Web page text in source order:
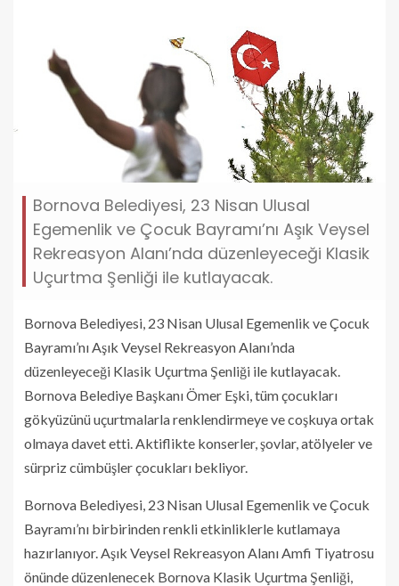
Bornova Belediyesi, 23 Nisan Ulusal
Egemenlik ve Çocuk Bayramı’nı Aşık Veysel
Rekreasyon Alanı’nda düzenleyeceği Klasik
Uçurtma Şenliği ile kutlayacak.
Bornova Belediyesi, 23 Nisan Ulusal Egemenlik ve Çocuk
Bayramı’nı Aşık Veysel Rekreasyon Alanı’nda
düzenleyeceği Klasik Uçurtma Şenliği ile kutlayacak.
Bornova Belediye Başkanı Ömer Eşki, tüm çocukları
gökyüzünü uçurtmalarla renklendirmeye ve coşkuya ortak
olmaya davet etti. Aktiflikte konserler, şovlar, atölyeler ve
sürpriz cümbüşler çocukları bekliyor.
Bornova Belediyesi, 23 Nisan Ulusal Egemenlik ve Çocuk
Bayramı’nı birbirinden renkli etkinliklerle kutlamaya
hazırlanıyor. Aşık Veysel Rekreasyon Alanı Amfi Tiyatrosu
önünde düzenlenecek Bornova Klasik Uçurtma Şenliği,